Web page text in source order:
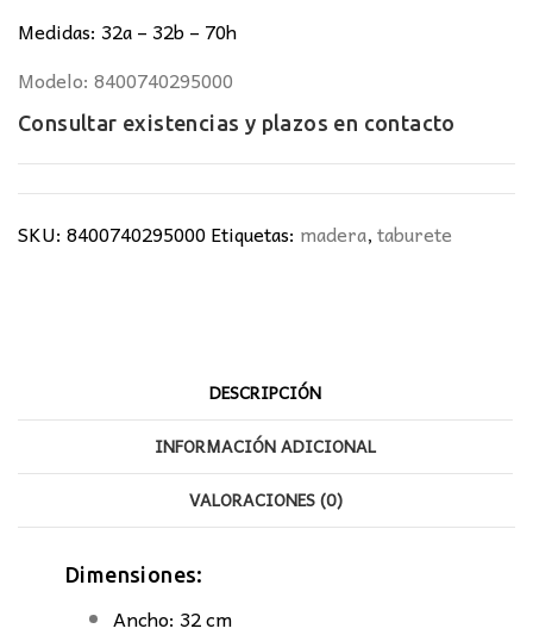
Medidas: 32a – 32b – 70h
Modelo: 8400740295000
Consultar existencias y plazos en contacto
SKU: 8400740295000Etiquetas: madera,taburete
DESCRIPCIÓN
INFORMACIÓN ADICIONAL
VALORACIONES (0)
Dimensiones:
Ancho: 32 cm